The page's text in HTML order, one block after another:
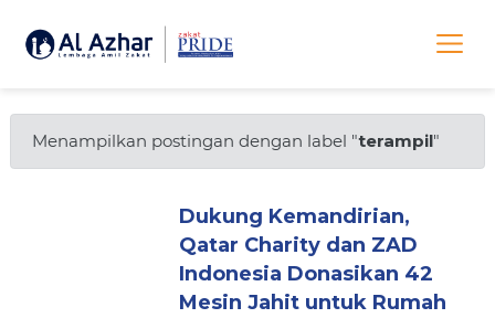
Menampilkan postingan dengan label "terampil"
Dukung Kemandirian,
Qatar Charity dan ZAD
Indonesia Donasikan 42
Mesin Jahit untuk Rumah